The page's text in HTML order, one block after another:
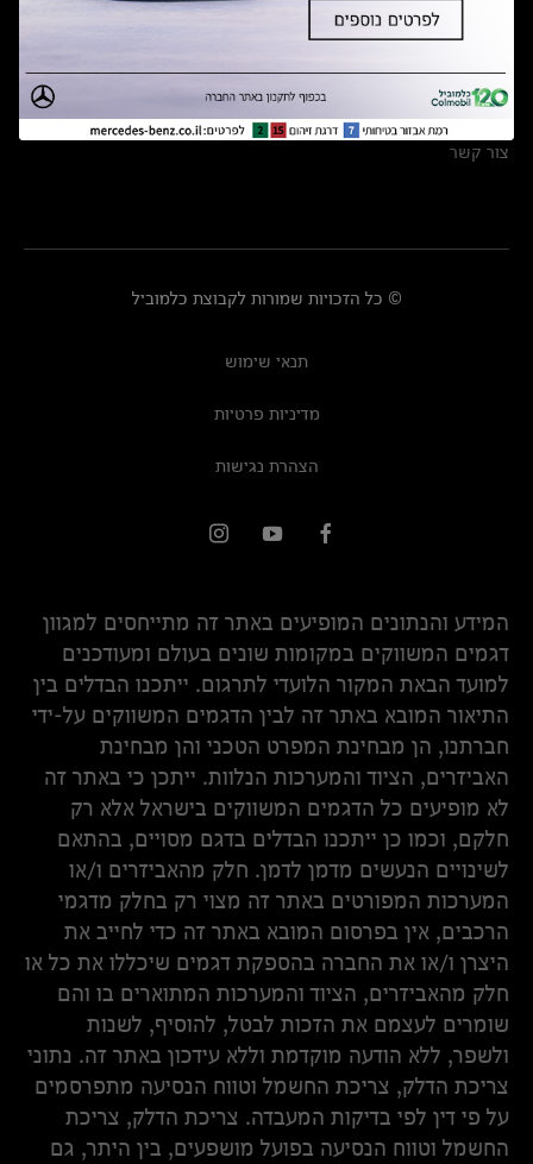
מצאו אותנו
אולמות תצוגה
מרכזי שירות
צור קשר
© כל הזכויות שמורות לקבוצת כלמוביל
תנאי שימוש
מדיניות פרטיות
הצהרת נגישות
המידע והנתונים המופיעים באתר זה מתייחסים למגוון
דגמים המשווקים במקומות שונים בעולם ומעודכנים
למועד הבאת המקור הלועדי לתרגום. ייתכנו הבדלים בין
התיאור המובא באתר זה לבין הדגמים המשווקים על-ידי
חברתנו, הן מבחינת המפרט הטכני והן מבחינת
האביזרים, הציוד והמערכות הנלוות. ייתכן כי באתר זה
לא מופיעים כל הדגמים המשווקים בישראל אלא רק
חלקם, וכמו כן ייתכנו הבדלים בדגם מסויים, בהתאם
לשינויים הנעשים מדמן לדמן. חלק מהאביזרים ו/או
המערכות המפורטים באתר זה מצוי רק בחלק מדגמי
הרכבים, אין בפרסום המובא באתר זה כדי לחייב את
היצרן ו/או את החברה בהספקת דגמים שיכללו את כל או
חלק מהאביזרים, הציוד והמערכות המתוארים בו והם
שומרים לעצמם את הזכות לבטל, להוסיף, לשנות
ולשפר, ללא הודעה מוקדמת וללא עידכון באתר זה. נתוני
צריכת הדלק, צריכת החשמל וטווח הנסיעה מתפרסמים
על פי דין לפי בדיקות המעבדה. צריכת הדלק, צריכת
החשמל וטווח הנסיעה בפועל מושפעים, בין היתר, גם